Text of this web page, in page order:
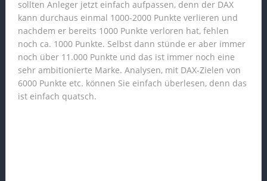
sollten Anleger jetzt einfach aufpassen, denn der DAX
kann durchaus einmal 1000-2000 Punkte verlieren und
nachdem er bereits 1000 Punkte verloren hat, fehlen
noch ca. 1000 Punkte. Selbst dann stünde er aber immer
noch über 11.000 Punkte und das ist immer noch eine
sehr ambitionierte Marke. Analysen, mit DAX-Zielen von
6000 Punkte etc. können Sie einfach überlesen, denn das
ist einfach quatsch.